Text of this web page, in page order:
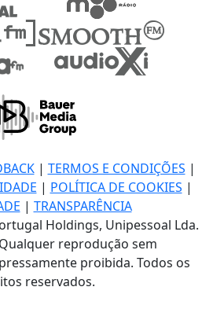
| TERMOS E CONDIÇÕES |
| POLÍTICA DE COOKIES |
| TRANSPARÊNCIA
Holdings, Unipessoal Lda.
reprodução sem
proibida. Todos os
reservados.